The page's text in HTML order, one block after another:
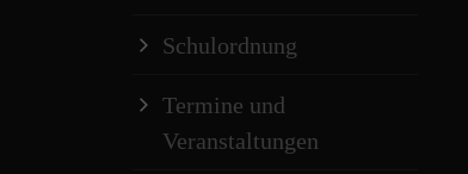
Schulordnung
Termine und
Veranstaltungen